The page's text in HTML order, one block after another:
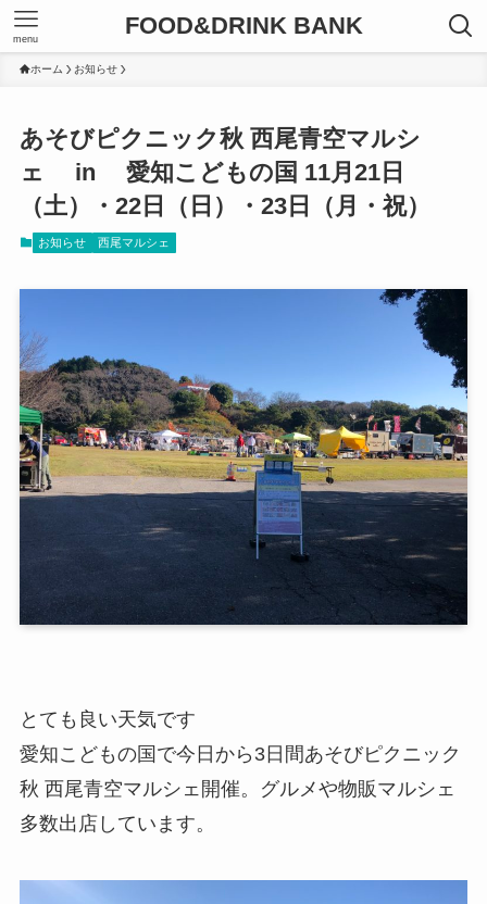
FOOD&DRINK BANK
menu
ホーム お知らせ
あそびピクニック秋 西尾青空マルシ
ェ in 愛知こどもの国 11月21日
（土）・22日（日）・23日（月・祝）
お知らせ 西尾マルシェ
とても良い天気です
愛知こどもの国で今日から3日間あそびピクニック
秋 西尾青空マルシェ開催。グルメや物販マルシェ
多数出店しています。